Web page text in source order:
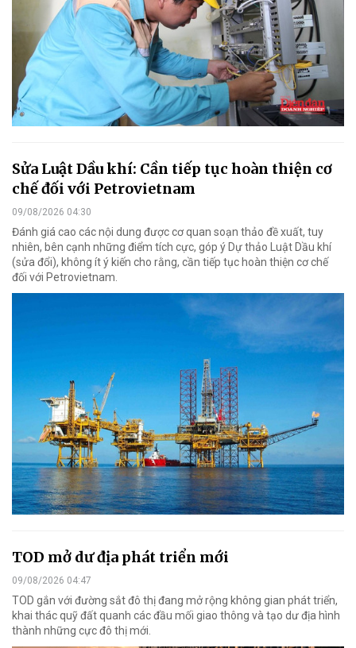
Sửa Luật Dầu khí: Cần tiếp tục hoàn thiện cơ
chế đối với Petrovietnam
09/08/2026 04:30
Đánh giá cao các nội dung được cơ quan soạn thảo đề xuất, tuy
nhiên, bên cạnh những điểm tích cực, góp ý Dự thảo Luật Dầu khí
(sửa đổi), không ít ý kiến cho rằng, cần tiếp tục hoàn thiện cơ chế
đối với Petrovietnam.
TOD mở dư địa phát triển mới
09/08/2026 04:47
TOD gắn với đường sắt đô thị đang mở rộng không gian phát triển,
khai thác quỹ đất quanh các đầu mối giao thông và tạo dư địa hình
thành những cực đô thị mới.